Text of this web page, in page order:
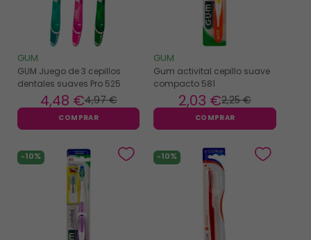
GUM
GUM Juego de 3 cepillos
dentales suaves Pro 525
4,97 €
4,48 €
COMPRAR
GUM
Gum activital cepillo suave
compacto 581
2,25 €
2,03 €
COMPRAR
-10% -10%